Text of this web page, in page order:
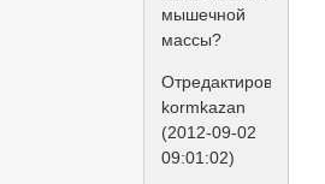
мышечной
массы?
Отредактировано
kormkazan
(2012-09-02
09:01:02)